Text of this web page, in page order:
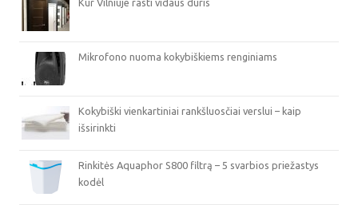
Kur Vilniuje rasti vidaus duris
Mikrofono nuoma kokybiškiems renginiams
Kokybiški vienkartiniai rankšluosčiai verslui – kaip
išsirinkti
Rinkitės Aquaphor S800 filtrą – 5 svarbios priežastys
kodėl